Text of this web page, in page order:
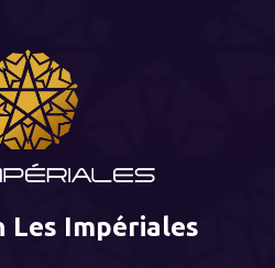
Les Impériales